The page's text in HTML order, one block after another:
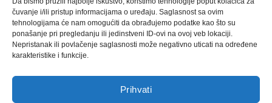
čuvanje i/ili pristup informacijama o uređaju. Saglasnost sa ovim
tehnologijama će nam omogućiti da obrađujemo podatke kao što su
ponašanje pri pregledanju ili jedinstveni ID-ovi na ovoj veb lokaciji.
Nepristanak ili povlačenje saglasnosti može negativno uticati na određene
karakteristike i funkcije.
Prihvati
Novosti
Sistem mjerenja vibracija – papir mašina 4